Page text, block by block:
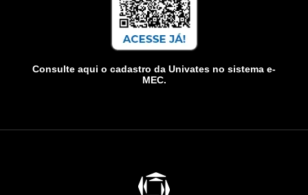
Consulte aqui o cadastro da Univates no sistema e-
MEC.